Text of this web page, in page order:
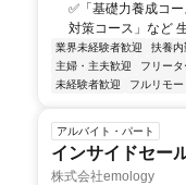
✅「基礎力養成コ
対策コース」など
業界未経験者歓迎 扶養内
主婦・主夫歓迎
フリータ
未経験者歓迎
フルリモー
アルバイト・パート
インサイドセー
株式会社emology